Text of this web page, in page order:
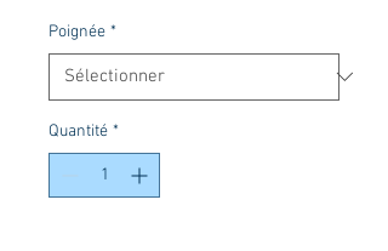
Poignée *
Quantité *